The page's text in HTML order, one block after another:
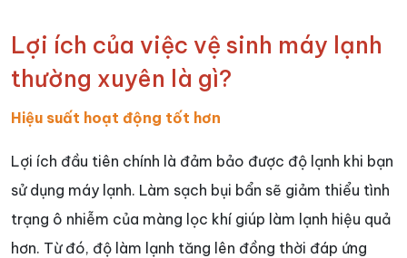
Lợi ích của việc vệ sinh máy lạnh
thường xuyên là gì?
Hiệu suất hoạt động tốt hơn
Lợi ích đầu tiên chính là đảm bảo được độ lạnh khi bạn
sử dụng máy lạnh. Làm sạch bụi bẩn sẽ giảm thiểu tình
trạng ô nhiễm của màng lọc khí giúp làm lạnh hiệu quả
hơn. Từ đó, độ làm lạnh tăng lên đồng thời đáp ứng